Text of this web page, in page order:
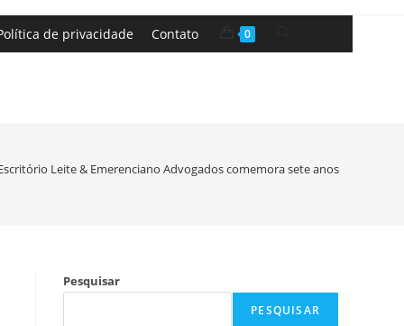
de privacidade Contato 0
Leite & Emerenciano Advogados comemora sete anos de
Pesquisar
PESQUISAR